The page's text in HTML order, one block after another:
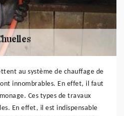
au système de chauffage de
innombrables. En effet, il faut
Ces types de travaux
En effet, il est indispensable